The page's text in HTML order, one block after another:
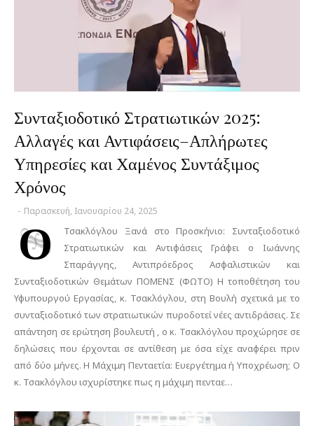
Συνταξιοδοτικό Στρατιωτικών 2025:
Αλλαγές και Αντιφάσεις–Απλήρωτες
Υπηρεσίες και Χαμένος Συντάξιμος
Χρόνος
- Παρασκευή, Ιανουαρίου 24, 2025
Ο
Τσακλόγλου Ξανά στο Προσκήνιο: Συνταξιοδοτικό
Στρατιωτικών και Αντιφάσεις Γράφει ο Ιωάννης
Σπαράγγης, Αντιπρόεδρος Ασφαλιστικών και
Συνταξιοδοτικών Θεμάτων ΠΟΜΕΝΣ (ΦΩΤΟ) Η τοποθέτηση του
Υφυπουργού Εργασίας, κ. Τσακλόγλου, στη Βουλή σχετικά με το
συνταξιοδοτικό των στρατιωτικών πυροδοτεί νέες αντιδράσεις. Σε
απάντηση σε ερώτηση βουλευτή , ο κ. Τσακλόγλου προχώρησε σε
δηλώσεις που έρχονται σε αντίθεση με όσα είχε αναφέρει πριν
από δύο μήνες. Η Μάχιμη Πενταετία: Ευεργέτημα ή Υποχρέωση; Ο
κ. Τσακλόγλου ισχυρίστηκε πως η μάχιμη πενταε…